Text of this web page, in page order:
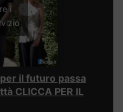
i
il futuro passa
CLICCA PER IL